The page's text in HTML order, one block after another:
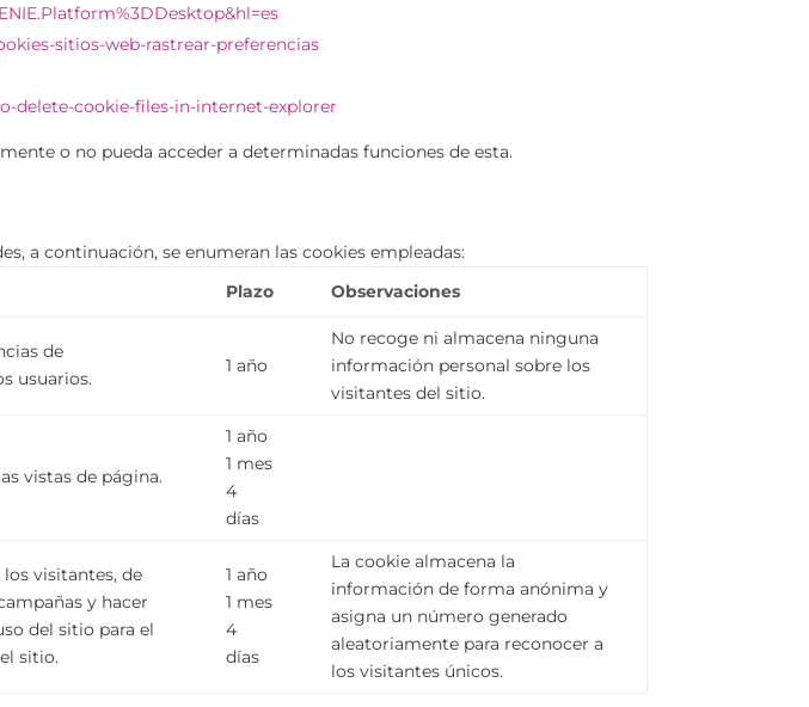
sitios-web-rastrear-preferencias
delete-cookie-files-in-internet-explorer
o no pueda acceder a determinadas funciones de esta.
a continuación, se enumeran las cookies empleadas:
Plazo Observaciones
de
usuarios.
1 año
No recoge ni almacena ninguna
información personal sobre los
visitantes del sitio.
vistas de página.
1 año
1 mes
4
días
visitantes, de
y hacer
del sitio para el
sitio.
1 año
1 mes
4
días
La cookie almacena la
información de forma anónima y
asigna un número generado
aleatoriamente para reconocer a
los visitantes únicos.